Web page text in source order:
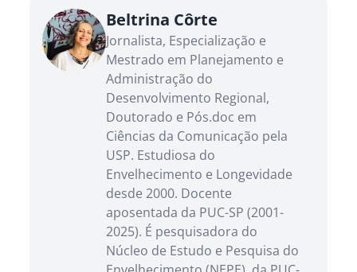
Beltrina Côrte
Jornalista, Especialização e
Mestrado em Planejamento e
Administração do
Desenvolvimento Regional,
Doutorado e Pós.doc em
Ciências da Comunicação pela
USP. Estudiosa do
Envelhecimento e Longevidade
desde 2000. Docente
aposentada da PUC-SP (2001-
2025). É pesquisadora do
Núcleo de Estudo e Pesquisa do